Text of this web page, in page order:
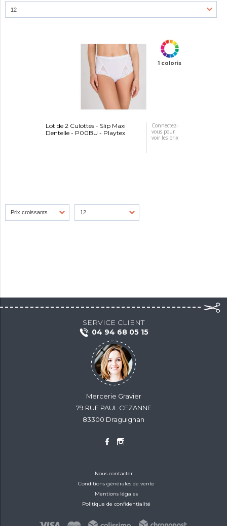
1 coloris
Lot de 2 Culottes - Slip Maxi
Dentelle - P00BU - Playtex
Connectez-
vous pour
voir les prix
SERVICE CLIENT
04 94 68 05 15
Mercerie Gravier
79 RUE PAUL CEZANNE
83300 Draguignan
Nous contacter
Conditions générales de vente
Mentions légales
Politique de confidentialité